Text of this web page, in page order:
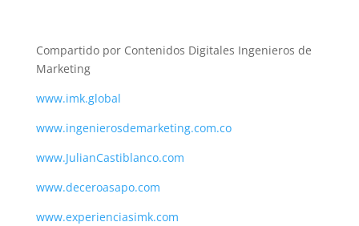
Compartido por Contenidos Digitales Ingenieros de
Marketing
www.imk.global
www.ingenierosdemarketing.com.co
www.JulianCastiblanco.com
www.deceroasapo.com
www.experienciasimk.com